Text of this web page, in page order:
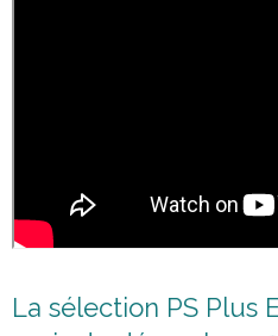
La sélection PS Plus